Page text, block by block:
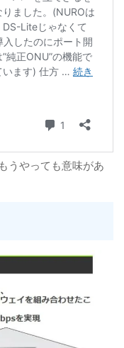
うやっても意味があ